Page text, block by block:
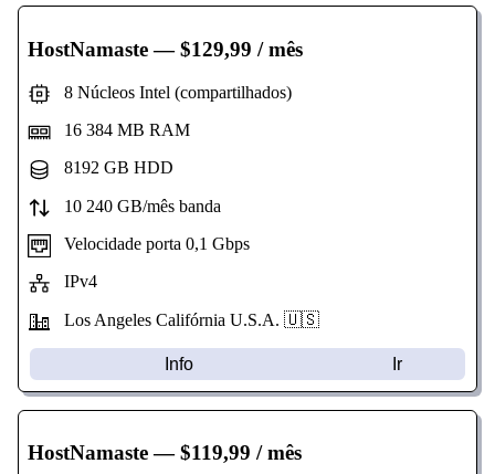
HostNamaste— $129,99 / mês
8 Núcleos Intel (compartilhados)
16 384 MB RAM
8192 GB HDD
10 240 GB/mês banda
Velocidade porta 0,1 Gbps
IPv4
Los Angeles Califórnia U.S.A. 🇺🇸
Info Ir
HostNamaste— $119,99 / mês